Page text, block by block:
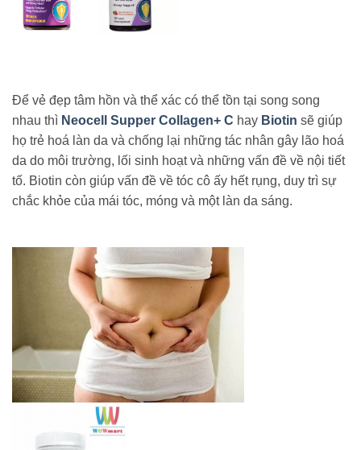
Để vẻ đẹp tâm hồn và thể xác có thể tồn tại song song
nhau thì Neocell Supper Collagen+ C hay Biotin sẽ giúp
họ trẻ hoá làn da và chống lại những tác nhân gây lão hoá
da do môi trường, lối sinh hoạt và những vấn đề về nội tiết
tố. Biotin còn giúp vấn đề về tóc cô ấy hết rụng, duy trì sự
chắc khỏe của mái tóc, móng và một làn da sáng.